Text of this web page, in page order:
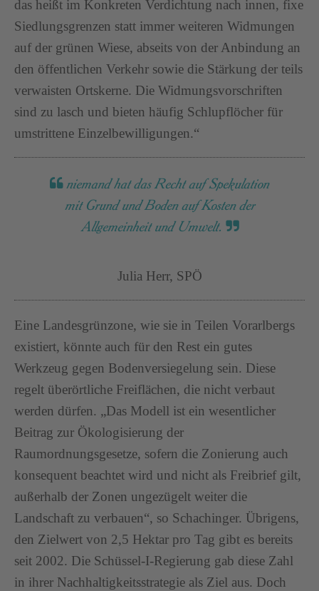
das heißt im Konkreten Verdichtung nach innen, fixe
Siedlungsgrenzen statt immer weiteren Widmungen
auf der grünen Wiese, abseits von der Anbindung an
den öffentlichen Verkehr sowie die Stärkung der teils
verwaisten Ortskerne. Die Widmungsvorschriften
sind zu lasch und bieten häufig Schlupflöcher für
umstrittene Einzelbewilligungen.“
niemand hat das Recht auf Spekulation
mit Grund und Boden auf Kosten der
Allgemeinheit und Umwelt.
Julia Herr, SPÖ
Eine Landesgrünzone, wie sie in Teilen Vorarlbergs
existiert, könnte auch für den Rest ein gutes
Werkzeug gegen Bodenversiegelung sein. Diese
regelt überörtliche Freiflächen, die nicht verbaut
werden dürfen. „Das Modell ist ein wesentlicher
Beitrag zur Ökologisierung der
Raumordnungsgesetze, sofern die Zonierung auch
konsequent beachtet wird und nicht als Freibrief gilt,
außerhalb der Zonen ungezügelt weiter die
Landschaft zu verbauen“, so Schachinger. Übrigens,
den Zielwert von 2,5 Hektar pro Tag gibt es bereits
seit 2002. Die Schüssel-I-Regierung gab diese Zahl
in ihrer Nachhaltigkeitsstrategie als Ziel aus. Doch